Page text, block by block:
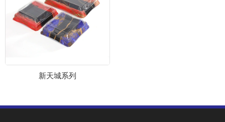
新天城系列